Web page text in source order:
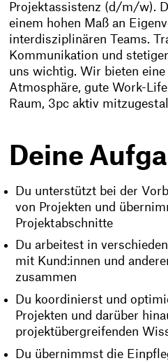
Projektassistenz (d/m/w).
einem hohen Maß an
interdisziplinären Teams.
Kommunikation und
uns wichtig. Wir bieten eine
Atmosphäre, gute Work-
Raum, 3pc aktiv
Deine
Du unterstützt bei der
von Projekten und
Projektabschnitte
Du arbeitest in
mit Kund:innen und
zusammen
Du koordinierst und
Projekten und darüber
projektübergreifenden
Du übernimmst die